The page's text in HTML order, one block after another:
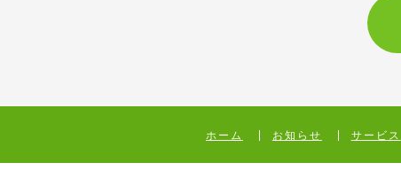
ホーム お知らせ サービス